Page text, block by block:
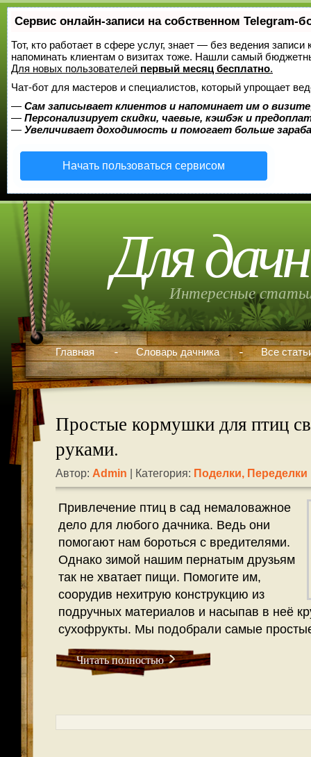
Сервис онлайн-записи на собственном Telegram-
Тот, кто работает в сфере услуг, знает — без ведения
напоминать клиентам о визитах тоже. Нашли самый
Для новых пользователей первый месяц бесплатно.
Чат-бот для мастеров и специалистов, который упрощает
— Сам записывает клиентов и напоминает им о
— Персонализирует скидки, чаевые, кэшбэк и
— Увеличивает доходимость и помогает больше
Начать пользоваться сервисом
Для
Интересные
Главная Словарь дачника Все
Простые кормушки для птиц
руками.
Автор: Admin | Категория: Поделки, Переделки
Привлечение птиц в сад немаловажное
дело для любого дачника. Ведь они
помогают нам бороться с вредителями.
Однако зимой нашим пернатым друзьям
так не хватает пищи. Помогите им,
соорудив нехитрую конструкцию из
подручных материалов и насыпав в неё
сухофрукты. Мы подобрали самые
Читать полностью